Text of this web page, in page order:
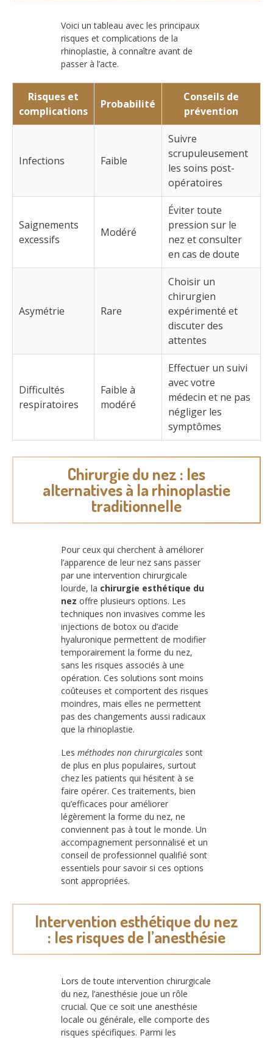
Voici un tableau avec les principaux
risques et complications de la
rhinoplastie, à connaître avant de
passer à l’acte.
Risques et
complications
Probabilité
Conseils de
prévention
Infections Faible
Suivre
scrupuleusement
les soins post-
opératoires
Saignements
excessifs
Modéré
Éviter toute
pression sur le
nez et consulter
en cas de doute
Asymétrie Rare
Choisir un
chirurgien
expérimenté et
discuter des
attentes
Difficultés
respiratoires
Faible à
modéré
Effectuer un suivi
avec votre
médecin et ne pas
négliger les
symptômes
Chirurgie du nez : les
alternatives à la rhinoplastie
traditionnelle
Pour ceux qui cherchent à améliorer
l’apparence de leur nez sans passer
par une intervention chirurgicale
lourde, la chirurgie esthétique du
nez offre plusieurs options. Les
techniques non invasives comme les
injections de botox ou d’acide
hyaluronique permettent de modifier
temporairement la forme du nez,
sans les risques associés à une
opération. Ces solutions sont moins
coûteuses et comportent des risques
moindres, mais elles ne permettent
pas des changements aussi radicaux
que la rhinoplastie.
Les méthodes non chirurgicales sont
de plus en plus populaires, surtout
chez les patients qui hésitent à se
faire opérer. Ces traitements, bien
qu’efficaces pour améliorer
légèrement la forme du nez, ne
conviennent pas à tout le monde. Un
accompagnement personnalisé et un
conseil de professionnel qualifié sont
essentiels pour savoir si ces options
sont appropriées.
Intervention esthétique du nez
: les risques de l’anesthésie
Lors de toute intervention chirurgicale
du nez, l’anesthésie joue un rôle
crucial. Que ce soit une anesthésie
locale ou générale, elle comporte des
risques spécifiques. Parmi les